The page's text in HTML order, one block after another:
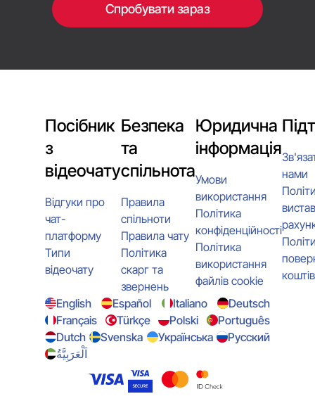
Спробувати зараз
Посібник
з
відеочату
Відгуки про
чат-
платформу
Типи
відеочату
Безпека
та
спільнота
Правила
спільноти
Правила чату
Політика
скарг та
звернень
Юридична
інформація
Умови
використання
Політика
конфіденційності
Політика
використання
файлів cookie
нами
коштів
English
Español Italiano
Deutsch
Français
Türkçe Polski
Português
Dutch
Svenska Українська
Русский
اَلْعَرَبِيَّةُ